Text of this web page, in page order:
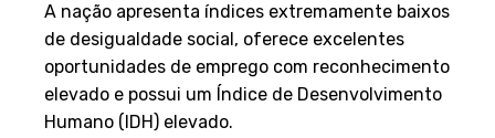
A nação apresenta índices extremamente baixos
de desigualdade social, oferece excelentes
oportunidades de emprego com reconhecimento
elevado e possui um Índice de Desenvolvimento
Humano (IDH) elevado.